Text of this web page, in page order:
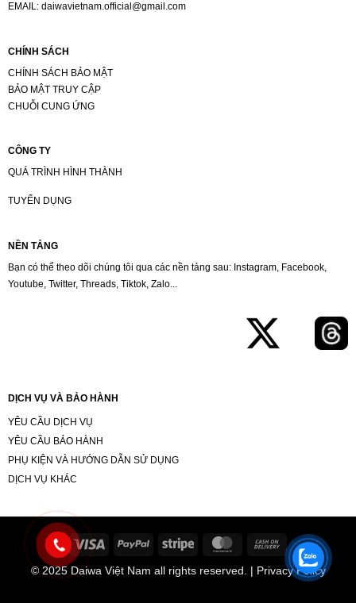
EMAIL: daiwavietnam.official@gmail.com
CHÍNH SÁCH
CHÍNH SÁCH BẢO MẬT
BẢO MẬT TRUY CẬP
CHUỖI CUNG ỨNG
CÔNG TY
QUÁ TRÌNH HÌNH THÀNH
TUYỂN DỤNG
NỀN TẢNG
Bạn có thể theo dõi chúng tôi qua các nền tảng sau: Instagram, Facebook,
Youtube, Twitter, Threads, Tiktok, Zalo...
DỊCH VỤ VÀ BẢO HÀNH
YÊU CẦU DỊCH VỤ
YÊU CẦU BẢO HÀNH
PHỤ KIỆN VÀ HƯỚNG DẪN SỬ DỤNG
DỊCH VỤ KHÁC
Visa PayPal Stripe MasterCardCash
On
Delivery
© 2025 Daiwa Việt Nam all rights reserved. | Privacy Policy